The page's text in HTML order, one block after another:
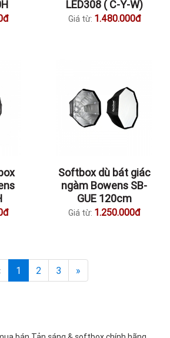
LED308 ( C-Y-W)
Giá từ: 1.480.000đ
Softbox dù bát giác
ngàm Bowens SB-
GUE 120cm
Giá từ: 1.250.000đ
1 2 3 »